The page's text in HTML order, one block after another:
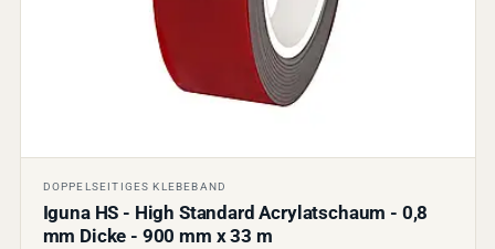
DOPPELSEITIGES KLEBEBAND
Iguna HS - High Standard Acrylatschaum - 0,8
mm Dicke - 900 mm x 33 m